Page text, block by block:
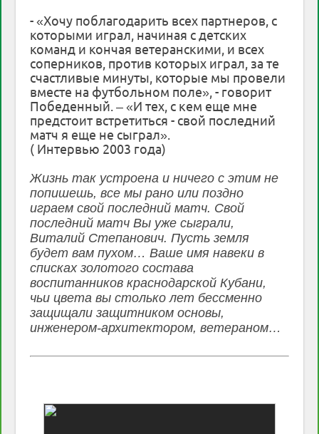
- «Хочу поблагодарить всех партнеров, с
которыми играл, начиная с детских
команд и кончая ветеранскими, и всех
соперников, против которых играл, за те
счастливые минуты, которые мы провели
вместе на футбольном поле», - говорит
Победенный. – «И тех, с кем еще мне
предстоит встретиться - свой последний
матч я еще не сыграл».
( Интервью 2003 года)
Жизнь так устроена и ничего с этим не
попишешь, все мы рано или поздно
играем свой последний матч. Свой
последний матч Вы уже сыграли,
Виталий Степанович. Пусть земля
будет вам пухом… Ваше имя навеки в
списках золотого состава
воспитанников краснодарской Кубани,
чьи цвета вы столько лет бессменно
защищали защитником основы,
инженером-архитектором, ветераном…